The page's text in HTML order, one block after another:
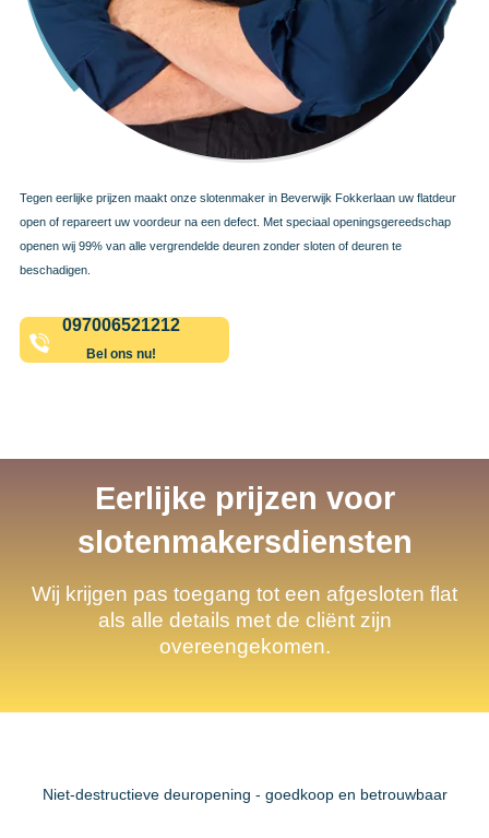
Tegen eerlijke prijzen maakt onze slotenmaker in Beverwijk Fokkerlaan uw flatdeur
open of repareert uw voordeur na een defect. Met speciaal openingsgereedschap
openen wij 99% van alle vergrendelde deuren zonder sloten of deuren te
beschadigen.
097006521212
Bel ons nu!
Eerlijke prijzen voor
slotenmakersdiensten
Wij krijgen pas toegang tot een afgesloten flat
als alle details met de cliënt zijn
overeengekomen.
Niet-destructieve deuropening - goedkoop en betrouwbaar